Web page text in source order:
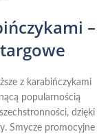
–
z karabińczykami
popularnością
dzięki
Smycze promocyjne